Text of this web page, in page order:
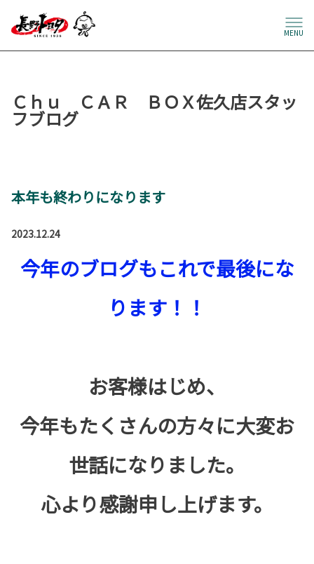
MENU
Ｃｈｕ ＣＡＲ ＢＯＸ佐久店スタッ
フブログ
本年も終わりになります
2023.12.24
今年のブログもこれで最後にな
ります！！
お客様はじめ、
今年もたくさんの方々に大変お
世話になりました。
心より感謝申し上げます。